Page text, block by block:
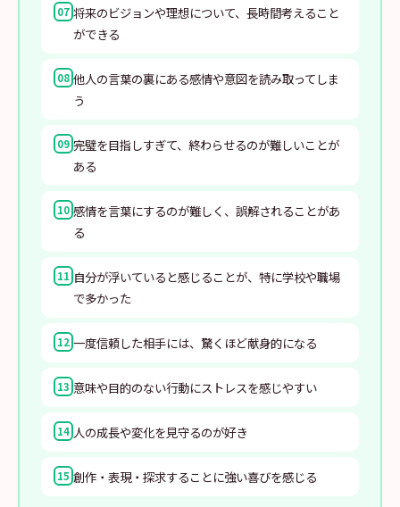
07 将来のビジョンや理想について、長時間考えること
ができる
08 他人の言葉の裏にある感情や意図を読み取ってしま
う
09 完璧を目指しすぎて、終わらせるのが難しいことが
ある
10 感情を言葉にするのが難しく、誤解されることがあ
る
11 自分が浮いていると感じることが、特に学校や職場
で多かった
12 一度信頼した相手には、驚くほど献身的になる
13 意味や目的のない行動にストレスを感じやすい
14 人の成長や変化を見守るのが好き
15 創作・表現・探求することに強い喜びを感じる